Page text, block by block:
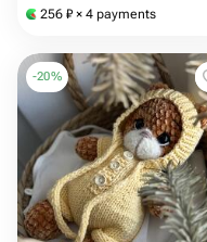
256 ₽ × 4 payments
-20%